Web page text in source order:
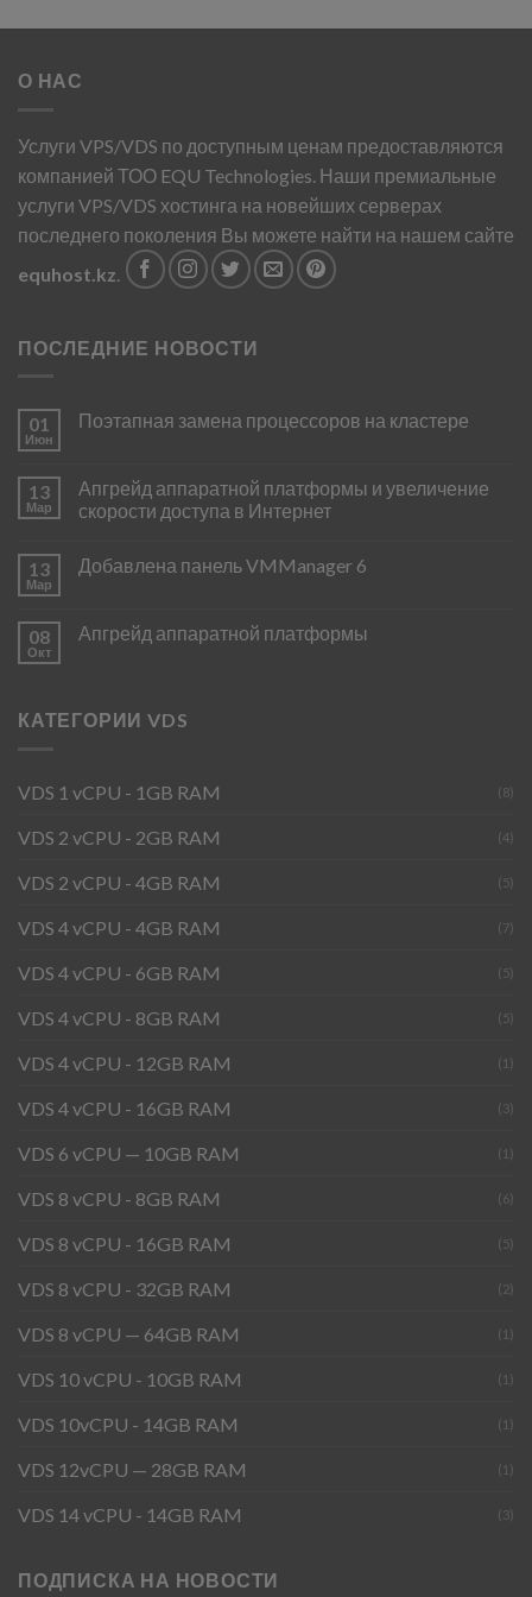
О НАС
Услуги VPS/VDS по доступным ценам предоставляются
компанией ТОО EQU Technologies. Наши премиальные
услуги VPS/VDS хостинга на новейших серверах
последнего поколения Вы можете найти на нашем сайте
equhost.kz
ПОСЛЕДНИЕ НОВОСТИ
01
Июн
Поэтапная замена процессоров на кластере
13
Мар
Апгрейд аппаратной платформы и увеличение
скорости доступа в Интернет
13
Мар
Добавлена панель VMManager 6
08
Окт
Апгрейд аппаратной платформы
КАТЕГОРИИ VDS
VDS 1 vCPU - 1GB RAM (8)
VDS 2 vCPU - 2GB RAM (4)
VDS 2 vCPU - 4GB RAM (5)
VDS 4 vCPU - 4GB RAM (7)
VDS 4 vCPU - 6GB RAM (5)
VDS 4 vCPU - 8GB RAM (5)
VDS 4 vCPU - 12GB RAM (1)
VDS 4 vCPU - 16GB RAM (3)
VDS 6 vCPU — 10GB RAM (1)
VDS 8 vCPU - 8GB RAM (6)
VDS 8 vCPU - 16GB RAM (5)
VDS 8 vCPU - 32GB RAM (2)
VDS 8 vCPU — 64GB RAM (1)
VDS 10 vCPU - 10GB RAM (1)
VDS 10vCPU - 14GB RAM (1)
VDS 12vCPU — 28GB RAM (1)
VDS 14 vCPU - 14GB RAM (3)
ПОДПИСКА НА НОВОСТИ